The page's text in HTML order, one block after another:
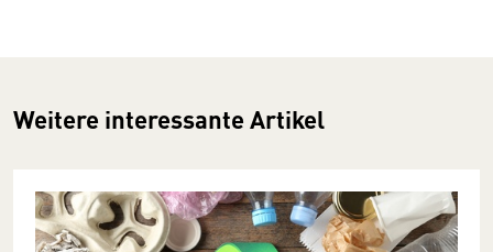
Weitere interessante Artikel